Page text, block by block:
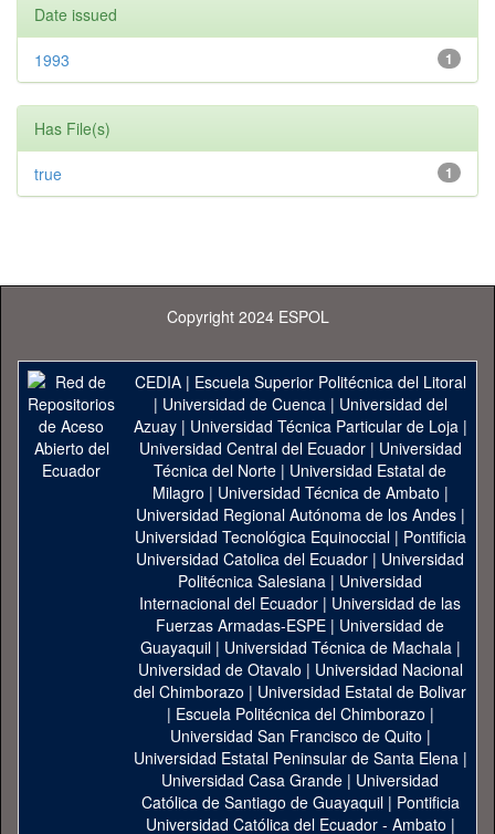
Date issued
1
1993
Has File(s)
1
true
Copyright 2024 ESPOL
CEDIA| Escuela Superior Politécnica del Litoral
| Universidad de Cuenca| Universidad del
Azuay| Universidad Técnica Particular de Loja|
Universidad Central del Ecuador| Universidad
Técnica del Norte | Universidad Estatal de
Milagro | Universidad Técnica de Ambato |
Universidad Regional Autónoma de los Andes|
Universidad Tecnológica Equinoccial| Pontificia
Universidad Catolica del Ecuador | Universidad
Politécnica Salesiana | Universidad
Internacional del Ecuador | Universidad de las
Fuerzas Armadas-ESPE | Universidad de
Guayaquil| Universidad Técnica de Machala|
Universidad de Otavalo | Universidad Nacional
del Chimborazo | Universidad Estatal de Bolivar
| Escuela Politécnica del Chimborazo |
Universidad San Francisco de Quito |
Universidad Estatal Peninsular de Santa Elena|
Universidad Casa Grande | Universidad
Católica de Santiago de Guayaquil| Pontificia
Universidad Católica del Ecuador - Ambato |